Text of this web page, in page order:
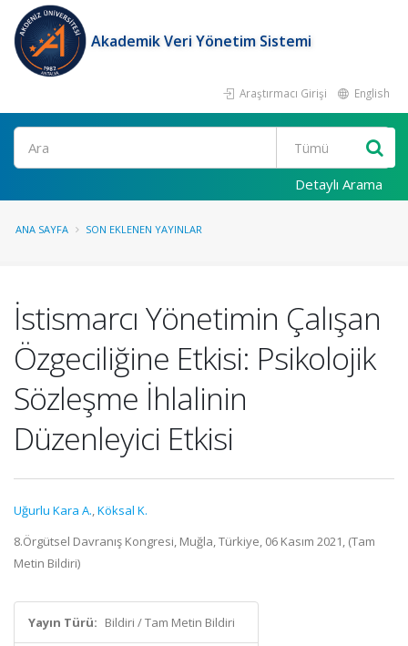
Akademik Veri Yönetim Sistemi
Araştırmacı Girişi English
Ara
Detaylı Arama
ANA SAYFA SON EKLENEN YAYINLAR
İstismarcı Yönetimin Çalışan
Özgeciliğine Etkisi: Psikolojik
Sözleşme İhlalinin
Düzenleyici Etkisi
Uğurlu Kara A.,Köksal K.
8.Örgütsel Davranış Kongresi, Muğla, Türkiye, 06 Kasım 2021, (Tam
Metin Bildiri)
Yayın Türü: Bildiri / Tam Metin Bildiri